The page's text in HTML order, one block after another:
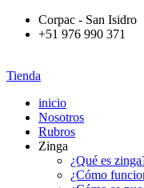
Corpac - San Isidro
+51 976 990 371
Tienda
inicio
Nosotros
Rubros
Zinga
¿Qué es
¿Cómo